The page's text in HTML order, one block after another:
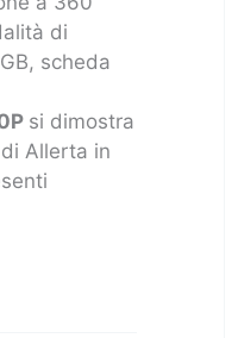
di
scheda
si dimostra
Allerta in